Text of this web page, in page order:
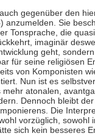
gegenüber den
anzumelden. Sie
Tonsprache, die
imaginär
geht,
für seine religiösen
von Komponisten
Nun ist es
atonalen,
Dennoch bleibt
Die
vorzüglich,
sich kein besseres